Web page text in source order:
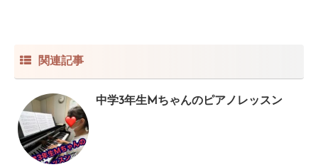
関連記事
中学3年生Mちゃんのピアノレッスン